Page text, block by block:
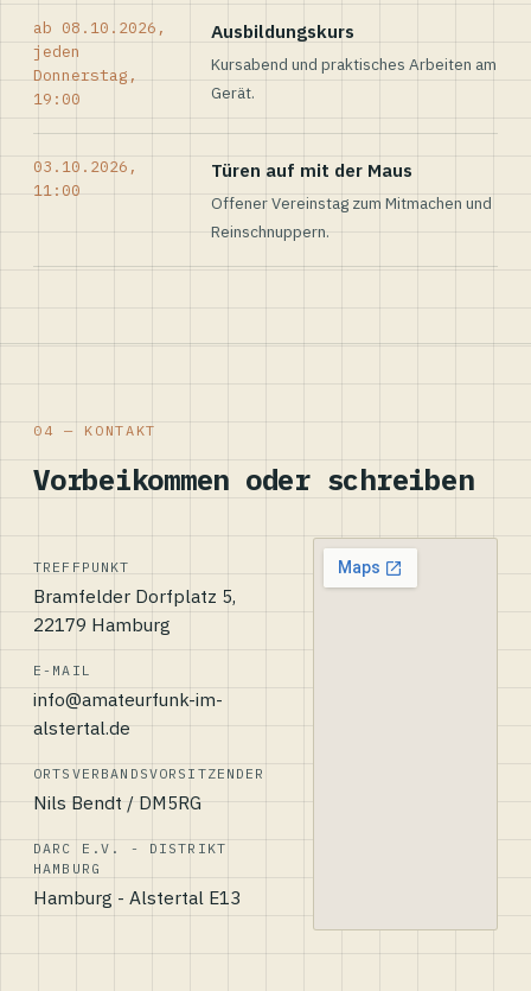
ab 08.10.2026,
jeden
Donnerstag,
19:00
Ausbildungskurs
Kursabend und praktisches Arbeiten am
Gerät.
03.10.2026,
11:00
Türen auf mit der Maus
Offener Vereinstag zum Mitmachen und
Reinschnuppern.
04 — KONTAKT
Vorbeikommen oder schreiben
TREFFPUNKT
Bramfelder Dorfplatz 5,
22179 Hamburg
E-MAIL
info@amateurfunk-im-
alstertal.de
ORTSVERBANDSVORSITZENDER
Nils Bendt / DM5RG
DARC E.V. - DISTRIKT
HAMBURG
Hamburg - Alstertal E13